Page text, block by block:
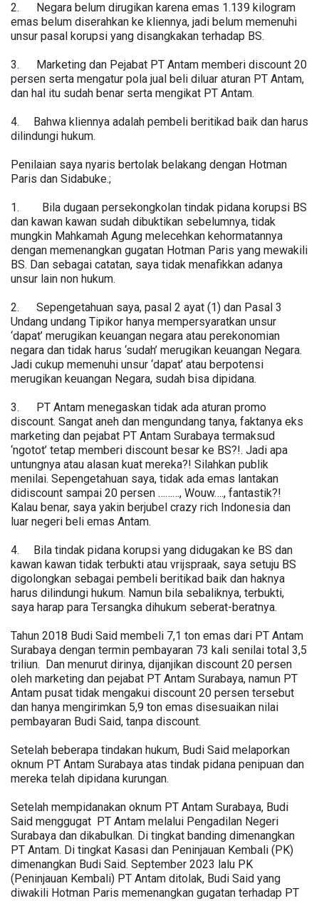
2. Negara belum dirugikan karena emas 1.139 kilogram
emas belum diserahkan ke kliennya, jadi belum memenuhi
unsur pasal korupsi yang disangkakan terhadap BS.
3. Marketing dan Pejabat PT Antam memberi discount 20
persen serta mengatur pola jual beli diluar aturan PT Antam,
dan hal itu sudah benar serta mengikat PT Antam.
4. Bahwa kliennya adalah pembeli beritikad baik dan harus
dilindungi hukum.
Penilaian saya nyaris bertolak belakang dengan Hotman
Paris dan Sidabuke.;
1. Bila dugaan persekongkolan tindak pidana korupsi BS
dan kawan kawan sudah dibuktikan sebelumnya, tidak
mungkin Mahkamah Agung melecehkan kehormatannya
dengan memenangkan gugatan Hotman Paris yang mewakili
BS. Dan sebagai catatan, saya tidak menafikkan adanya
unsur lain non hukum.
2. Sepengetahuan saya, pasal 2 ayat (1) dan Pasal 3
Undang undang Tipikor hanya mempersyaratkan unsur
‘dapat’ merugikan keuangan negara atau perekonomian
negara dan tidak harus ‘sudah’ merugikan keuangan Negara.
Jadi cukup memenuhi unsur ‘dapat’ atau berpotensi
merugikan keuangan Negara, sudah bisa dipidana.
3. PT Antam menegaskan tidak ada aturan promo
discount. Sangat aneh dan mengundang tanya, faktanya eks
marketing dan pejabat PT Antam Surabaya termaksud
‘ngotot’ tetap memberi discount besar ke BS?!. Jadi apa
untungnya atau alasan kuat mereka?! Silahkan publik
menilai. Sepengetahuan saya, tidak ada emas lantakan
didiscount sampai 20 persen ………, Wouw…., fantastik?!
Kalau benar, saya yakin berjubel crazy rich Indonesia dan
luar negeri beli emas Antam.
4. Bila tindak pidana korupsi yang didugakan ke BS dan
kawan kawan tidak terbukti atau vrijspraak, saya setuju BS
digolongkan sebagai pembeli beritikad baik dan haknya
harus dilindungi hukum. Namun bila sebaliknya, terbukti,
saya harap para Tersangka dihukum seberat-beratnya.
Tahun 2018 Budi Said membeli 7,1 ton emas dari PT Antam
Surabaya dengan termin pembayaran 73 kali senilai total 3,5
triliun. Dan menurut dirinya, dijanjikan discount 20 persen
oleh marketing dan pejabat PT Antam Surabaya, namun PT
Antam pusat tidak mengakui discount 20 persen tersebut
dan hanya mengirimkan 5,9 ton emas disesuaikan nilai
pembayaran Budi Said, tanpa discount.
Setelah beberapa tindakan hukum, Budi Said melaporkan
oknum PT Antam Surabaya atas tindak pidana penipuan dan
mereka telah dipidana kurungan.
Setelah mempidanakan oknum PT Antam Surabaya, Budi
Said menggugat PT Antam melalui Pengadilan Negeri
Surabaya dan dikabulkan. Di tingkat banding dimenangkan
PT Antam. Di tingkat Kasasi dan Peninjauan Kembali (PK)
dimenangkan Budi Said. September 2023 lalu PK
(Peninjauan Kembali) PT Antam ditolak, Budi Said yang
diwakili Hotman Paris memenangkan gugatan terhadap PT